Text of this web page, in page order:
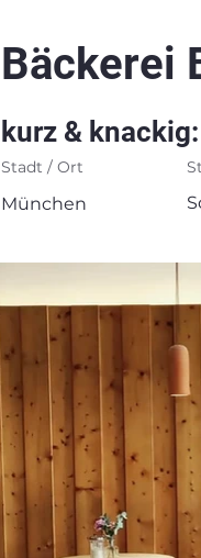
Bäckerei
kurz & knackig:
Stadt / Ort
München